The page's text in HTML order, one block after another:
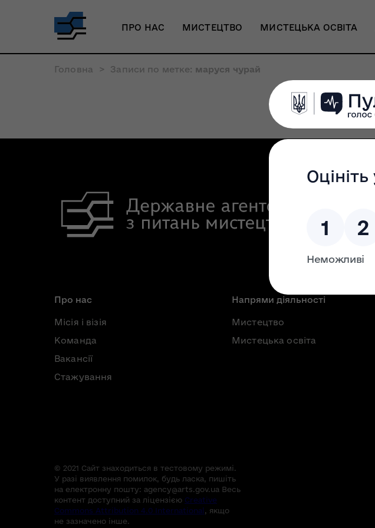
ПРО НАС МИСТЕЦТВО МИСТЕЦЬКА ОСВІТА
Головна > Записи по метке: маруся чурай
Про нас
Місія і візія
Команда
Вакансії
Стажування
Напрями діяльності
Мистецтво
Мистецька освіта
© 2021 Сайт знаходиться в тестовому режимі.
У разі виявлення помилок, будь ласка, пишіть
на електронну пошту: agency@arts.gov.ua Весь
контент доступний за ліцензією Creative
Commons Attribution 4.0 International , якщо
не зазначено інше.